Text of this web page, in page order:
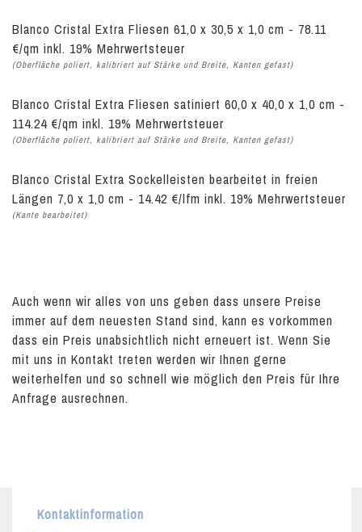
Blanco Cristal Extra Fliesen 61,0 x 30,5 x 1,0 cm - 78.11
€/qm inkl. 19% Mehrwertsteuer
(Oberfläche poliert, kalibriert auf Stärke und Breite, Kanten gefast)
Blanco Cristal Extra Fliesen satiniert 60,0 x 40,0 x 1,0 cm -
114.24 €/qm inkl. 19% Mehrwertsteuer
(Oberfläche poliert, kalibriert auf Stärke und Breite, Kanten gefast)
Blanco Cristal Extra Sockelleisten bearbeitet in freien
Längen 7,0 x 1,0 cm - 14.42 €/lfm inkl. 19% Mehrwertsteuer
(Kante bearbeitet)
Auch wenn wir alles von uns geben dass unsere Preise
immer auf dem neuesten Stand sind, kann es vorkommen
dass ein Preis unabsichtlich nicht erneuert ist. Wenn Sie
mit uns in Kontakt treten werden wir Ihnen gerne
weiterhelfen und so schnell wie möglich den Preis für Ihre
Anfrage ausrechnen.
Kontaktinformation